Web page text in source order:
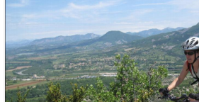
LIRE L'ARTICLE